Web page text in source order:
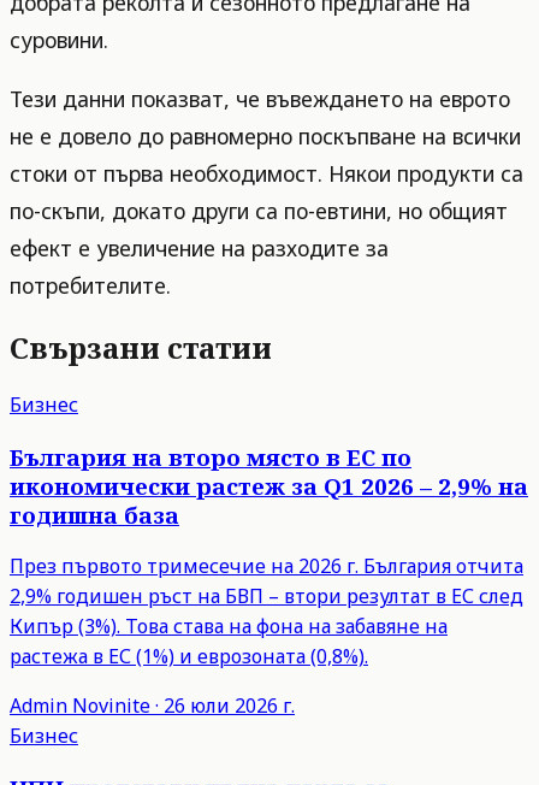
суровини.
Тези данни показват, че въвеждането на еврото
не е довело до равномерно поскъпване на всички
стоки от първа необходимост. Някои продукти са
по-скъпи, докато други са по-евтини, но общият
ефект е увеличение на разходите за
потребителите.
Свързани статии
Бизнес
България на второ място в ЕС по
икономически растеж за Q1 2026 – 2,9% на
годишна база
През първото тримесечие на 2026 г. България отчита
2,9% годишен ръст на БВП – втори резултат в ЕС след
Кипър (3%). Това става на фона на забавяне на
растежа в ЕС (1%) и еврозоната (0,8%).
Admin Novinite· 26 юли 2026 г.
Бизнес